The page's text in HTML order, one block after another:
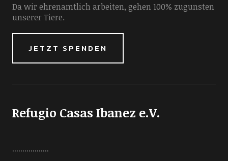
Da wir ehrenamtlich arbeiten, gehen 100% zugunsten
unserer Tiere.
JETZT SPENDEN
Refugio Casas Ibanez e.V.
..................